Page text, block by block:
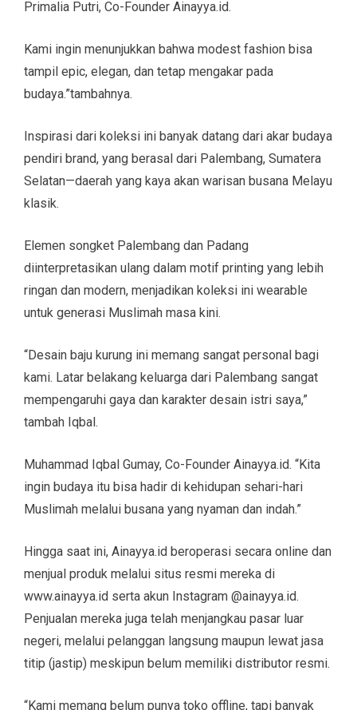
Primalia Putri, Co-Founder Ainayya.id.
Kami ingin menunjukkan bahwa modest fashion bisa
tampil epic, elegan, dan tetap mengakar pada
budaya.”tambahnya.
Inspirasi dari koleksi ini banyak datang dari akar budaya
pendiri brand, yang berasal dari Palembang, Sumatera
Selatan—daerah yang kaya akan warisan busana Melayu
klasik.
Elemen songket Palembang dan Padang
diinterpretasikan ulang dalam motif printing yang lebih
ringan dan modern, menjadikan koleksi ini wearable
untuk generasi Muslimah masa kini.
“Desain baju kurung ini memang sangat personal bagi
kami. Latar belakang keluarga dari Palembang sangat
mempengaruhi gaya dan karakter desain istri saya,”
tambah Iqbal.
Muhammad Iqbal Gumay, Co-Founder Ainayya.id. “Kita
ingin budaya itu bisa hadir di kehidupan sehari-hari
Muslimah melalui busana yang nyaman dan indah.”
Hingga saat ini, Ainayya.id beroperasi secara online dan
menjual produk melalui situs resmi mereka di
www.ainayya.id serta akun Instagram @ainayya.id.
Penjualan mereka juga telah menjangkau pasar luar
negeri, melalui pelanggan langsung maupun lewat jasa
titip (jastip) meskipun belum memiliki distributor resmi.
“Kami memang belum punya toko offline, tapi banyak